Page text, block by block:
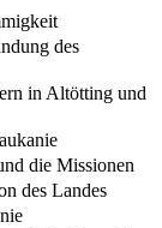
des
in Altötting und
die Missionen
des Landes